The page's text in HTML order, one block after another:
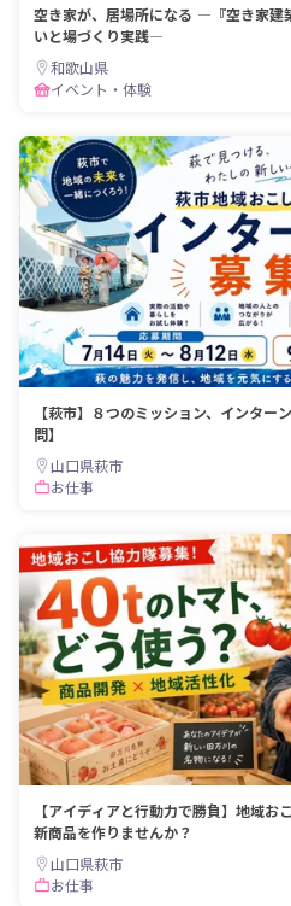
空き家が、居場所になる ―『空き家建
いと場づくり実践―
和歌山県
イベント・体験
【萩市】８つのミッション、インタ
問】
山口県萩市
お仕事
【アイディアと行動力で勝負】地域
新商品を作りませんか？
山口県萩市
お仕事